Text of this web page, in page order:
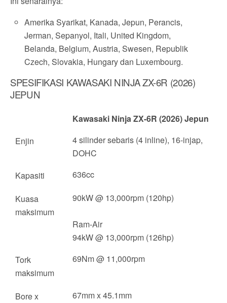
Amerika Syarikat, Kanada, Jepun, Perancis,
Jerman, Sepanyol, Itali, United Kingdom,
Belanda, Belgium, Austria, Swesen, Republik
Czech, Slovakia, Hungary dan Luxembourg.
SPESIFIKASI KAWASAKI NINJA ZX-6R (2026)
JEPUN
Kawasaki Ninja ZX-6R (2026) Jepun
Enjin
4 silinder sebaris (4 inline), 16-injap,
DOHC
Kapasiti
636cc
Kuasa
maksimum
90kW @ 13,000rpm (120hp)
Ram-Air
94kW @ 13,000rpm (126hp)
Tork
maksimum
69Nm @ 11,000rpm
Bore x
67mm x 45.1mm